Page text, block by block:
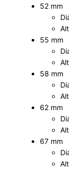
52 mm
55 mm
58 mm
62 mm
67 mm